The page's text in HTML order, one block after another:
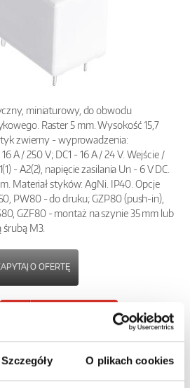
Szczegóły O plikach cookies
miniaturowy, do obwodu
Raster 5 mm. Wysokość 15,7
zwierny - wyprowadzenia:
A / 250 V; DC1 - 16 A / 24 V. Wejście /
- A2(2), napięcie zasilania Un - 6 V DC.
Materiał styków: AgNi. IP40. Opcje
PW80 - do druku; GZP80 (push-in),
GZF80 - montaż na szynie 35 mm lub
M3.
O OFERTĘ
POWRÓT